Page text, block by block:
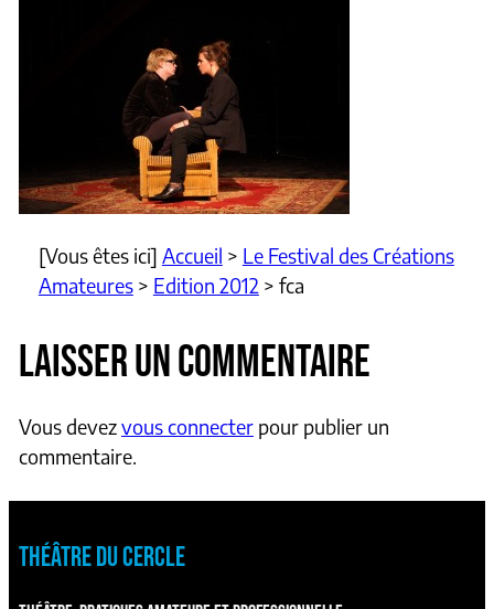
[Vous êtes ici] Accueil > Le Festival des Créations
Amateures> Edition 2012 > fca
LAISSER UN COMMENTAIRE
Vous devezvous connecterpour publier un
commentaire.
THÉÂTRE DU CERCLE